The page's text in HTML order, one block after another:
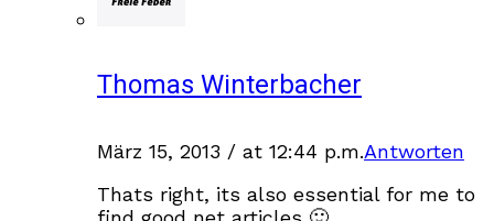
Thomas Winterbacher
März 15, 2013 / at 12:44 p.m.Antworten
Thats right, its also essential for me to